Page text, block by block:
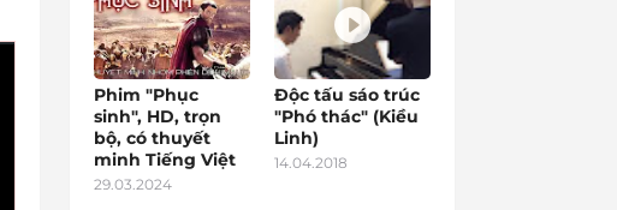
Phim "Phục
sinh", HD, trọn
bộ, có thuyết
minh Tiếng Việt
29.03.2024
Độc tấu sáo trúc
"Phó thác" (Kiều
Linh)
14.04.2018